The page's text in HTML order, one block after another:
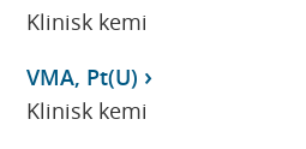
Klinisk kemi
VMA, Pt(U)
Klinisk kemi